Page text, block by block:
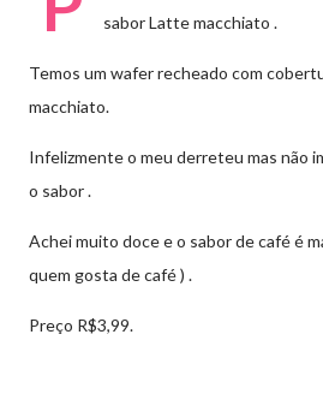
sabor Latte macchiato .
Temos um wafer recheado com
macchiato.
Infelizmente o meu derreteu mas não
o sabor .
Achei muito doce e o sabor de café é
quem gosta de café ) .
Preço R$3,99.